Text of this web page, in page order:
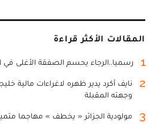
المقالات الأكثر قراءة
1 رسميا..الرجاء يحسم الصفقة الأغلى في
2
نايف أكرد يدير ظهره لاغراءات مالية
وجهته المقبلة
3 مولودية الجزائر « يخطف » مهاجما